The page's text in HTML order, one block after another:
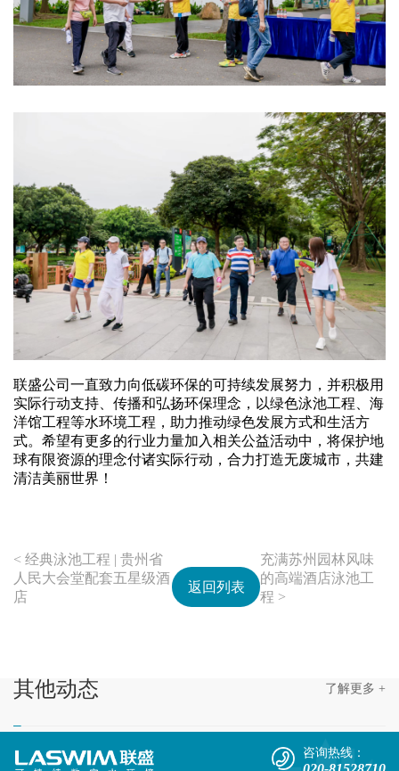
联盛公司一直致力向低碳环保的可持续发展努力，并积极用
实际行动支持、传播和弘扬环保理念， 以绿色泳池工程、海
洋馆工程等水环境工程，助力推动绿色发展方式和生活方
式。希望有更多的行业力量加入相关公益活动中，将保护地
球有限资源的理念付诸实际行动，合力打造无废城市，共建
清洁美丽世界！
< 经典泳池工程 | 贵州省
人民大会堂配套五星级酒
店
返回列表
充满苏州园林风味
的高端酒店泳池工
程 >
其他动态 了解更多 +
咨询热线：